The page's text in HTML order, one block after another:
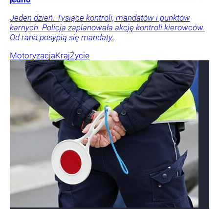
Jeden dzień. Tysiące kontroli, mandatów i punktów
karnych. Policja zaplanowała akcję kontroli kierowców.
Od rana posypią się mandaty.
MotoryzacjaKrajŻycie